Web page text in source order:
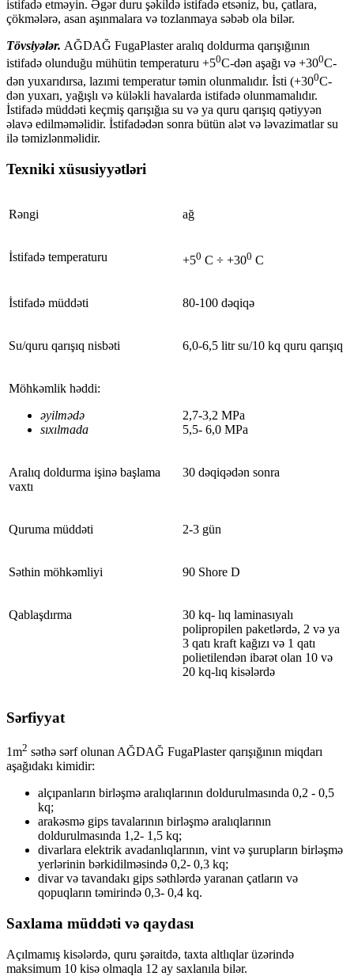
istifadə etməyin. Əgər duru şəkildə istifadə etsəniz, bu, çatlara,
çökmələrə, asan aşınmalara və tozlanmaya səbəb ola bilər.
Tövsiyələr. AĞDAĞ FugaPlaster aralıq doldurma qarışığının
istifadə olunduğu mühütin temperaturu +50C-dən aşağı və +300C-
dən yuxarıdırsa, lazımi temperatur təmin olunmalıdır. İsti (+300C-
dən yuxarı, yağışlı və küləkli havalarda istifadə olunmamalıdır.
İstifadə müddəti keçmiş qarışığıa su və ya quru qarışıq qətiyyən
əlavə edilməməlidir. İstifadədən sonra bütün alət və ləvazimatlar su
ilə təmizlənməlidir.
Texniki xüsusiyyətləri
Rəngi ağ
İstifadə temperaturu +50 C ÷ +300 C
İstifadə müddəti 80-100 dəqiqə
Su/quru qarışıq nisbəti 6,0-6,5 litr su/10 kq quru qarışıq
Möhkəmlik həddi:
əyilmədə
sıxılmada
2,7-3,2 MPa
5,5- 6,0 MPa
Aralıq doldurma işinə başlama
vaxtı
30 dəqiqədən sonra
Quruma müddəti 2-3 gün
Səthin möhkəmliyi 90 Shore D
Qablaşdırma
30 kq- lıq laminasıyalı
polipropilen paketlərdə, 2 və ya
3 qatı kraft kağızı və 1 qatı
polietilendən ibarət olan 10 və
20 kq-lıq kisələrdə
Sərfiyyat
1m2 səthə sərf olunan AĞDAĞ FugaPlaster qarışığının miqdarı
aşağıdakı kimidir:
alçıpanların birləşmə aralıqlarının doldurulmasında 0,2 - 0,5
kq;
arakəsmə gips tavalarının birləşmə aralıqlarının
doldurulmasında 1,2- 1,5 kq;
divarlara elektrik avadanlıqlarının, vint və şurupların birləşmə
yerlərinin bərkidilməsində 0,2- 0,3 kq;
divar və tavandakı gips səthlərdə yaranan çatların və
qopuqların təmirində 0,3- 0,4 kq.
Saxlama müddəti və qaydası
Açılmamış kisələrdə, quru şəraitdə, taxta altlıqlar üzərində
maksimum 10 kisə olmaqla 12 ay saxlanıla bilər.